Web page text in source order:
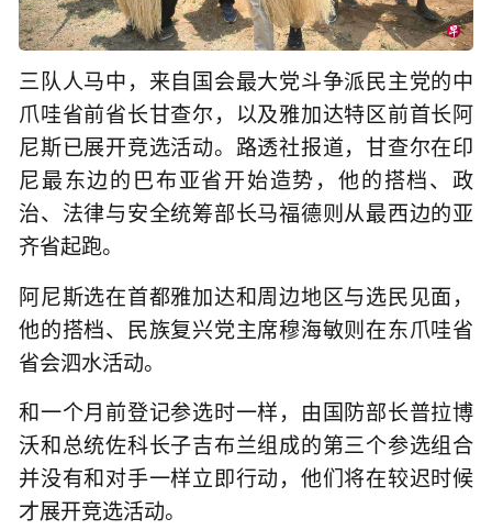
三队人马中，来自国会最大党斗争派民主党的中
爪哇省前省长甘查尔，以及雅加达特区前首长阿
尼斯已展开竞选活动。路透社报道，甘查尔在印
尼最东边的巴布亚省开始造势，他的搭档、政
治、法律与安全统筹部长马福德则从最西边的亚
齐省起跑。
阿尼斯选在首都雅加达和周边地区与选民见面，
他的搭档、民族复兴党主席穆海敏则在东爪哇省
省会泗水活动。
和一个月前登记参选时一样，由国防部长普拉博
沃和总统佐科长子吉布兰组成的第三个参选组合
并没有和对手一样立即行动，他们将在较迟时候
才展开竞选活动。